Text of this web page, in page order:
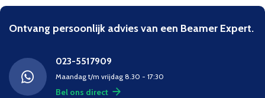
Ontvang persoonlijk advies van een Beamer Expert.
023-5517909
Maandag t/m vrijdag 8.30 - 17:30
Bel ons direct